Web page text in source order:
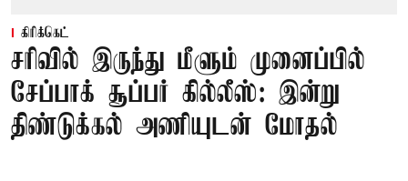
கிரிக்கெட்
சரிவில் இருந்து மீளும் முனைப்பில்
சேப்பாக் சூப்பர் கில்லீஸ்: இன்று
திண்டுக்கல் அணியுடன் மோதல்